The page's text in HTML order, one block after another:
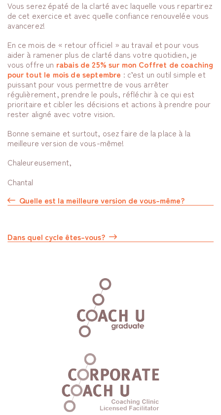
Vous serez épaté de la clarté avec laquelle vous repartirez
de cet exercice et avec quelle confiance renouvelée vous
avancerez!
En ce mois de « retour officiel » au travail et pour vous
aider à ramener plus de clarté dans votre quotidien, je
vous offre un rabais de 25% sur mon Coffret de coaching
pour tout le mois de septembre : c’est un outil simple et
puissant pour vous permettre de vous arrêter
régulièrement, prendre le pouls, réfléchir à ce qui est
prioritaire et cibler les décisions et actions à prendre pour
rester aligné avec votre vision.
Bonne semaine et surtout, osez faire de la place à la
meilleure version de vous-même!
Chaleureusement,
Chantal
Quelle est la meilleure version de vous-même?
Dans quel cycle êtes-vous?